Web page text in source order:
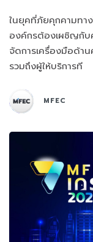
ในยุคที่ภัยคุกคามทา
องค์กรต้องเผชิญกับ
จัดการเครื่องมือด้า
รวมถึงผู้ให้บริการที
MFEC